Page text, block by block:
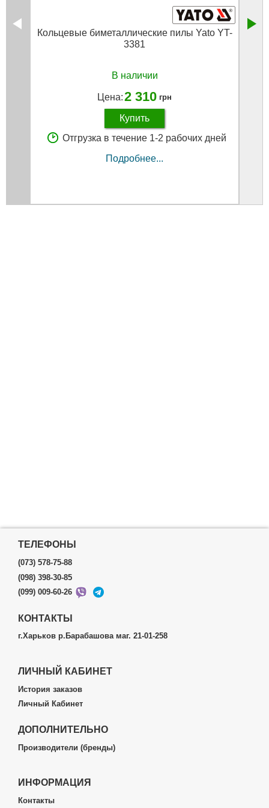
Кольцевые биметаллические пилы Yato YT-
3381
В наличии
Цена:2 310 грн
Купить
Отгрузка в течение 1-2 рабочих дней
Подробнее...
ТЕЛЕФОНЫ
(073) 578-75-88
(098) 398-30-85
(099) 009-60-26
КОНТАКТЫ
г.Харьков р.Барабашова маг. 21-01-258
ЛИЧНЫЙ КАБИНЕТ
История заказов
Личный Кабинет
ДОПОЛНИТЕЛЬНО
Производители (бренды)
ИНФОРМАЦИЯ
Контакты